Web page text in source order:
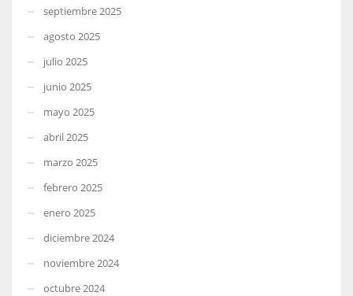
septiembre 2025
agosto 2025
julio 2025
junio 2025
mayo 2025
abril 2025
marzo 2025
febrero 2025
enero 2025
diciembre 2024
noviembre 2024
octubre 2024